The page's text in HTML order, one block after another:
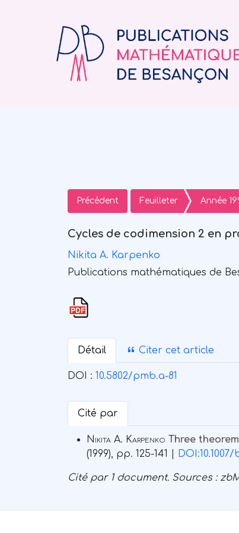
Précédent Feuilleter Année
Cycles de codimension 2 en
Nikita A. Karpenko
Publications mathématiques de
Détail Citer cet article
DOI : 10.5802/pmb.a-81
Cité par
Nikita A. Karpenko Three
(1999), pp. 125-141 |
DOI:10.1007/
Cité par 1 document. Sources :